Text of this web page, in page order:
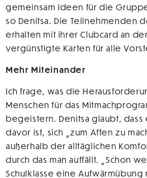
gemeinsam Ideen für die
so Denitsa. Die Teilnehmenden
erhalten mit ihrer Clubcard an
vergünstigte Karten für alle
Mehr Miteinander
Ich frage, was die
Menschen für das
begeistern. Denitsa glaubt, dass
davor ist, sich „zum Affen zu
außerhalb der alltäglichen
durch das man auffällt. „Schon
Schulklasse eine Aufwärmübung